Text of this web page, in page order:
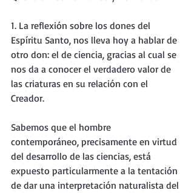
1. La reflexión sobre los dones del
Espíritu Santo, nos lleva hoy a hablar de
otro don: el de ciencia, gracias al cual se
nos da a conocer el verdadero valor de
las criaturas en su relación con el
Creador.
Sabemos que el hombre
contemporáneo, precisamente en virtud
del desarrollo de las ciencias, está
expuesto particularmente a la tentación
de dar una interpretación naturalista del